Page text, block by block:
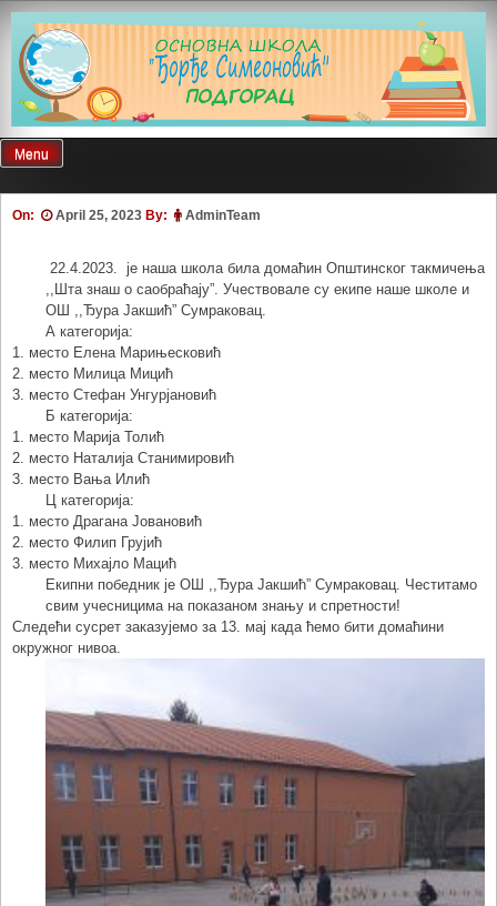
Skip
content
Menu
On: April 25, 2023 By: AdminTeam
22.4.2023. је наша школа била домаћин Општинског такмичења
,,Шта знаш о саобраћају”. Учествовале су екипе наше школе и
ОШ ,,Ђура Јакшић” Сумраковац.
А категорија:
1. место Елена Марињесковић
2. место Милица Мицић
3. место Стефан Унгурјановић
Б категорија:
1. место Марија Толић
2. место Наталија Станимировић
3. место Вања Илић
Ц категорија:
1. место Драгана Јовановић
2. место Филип Грујић
3. место Михајло Мацић
Екипни победник је ОШ ,,Ђура Јакшић” Сумраковац. Честитамо
свим учесницима на показаном знању и спретности!
Следећи сусрет заказујемо за 13. мај када ћемо бити домаћини
окружног нивоа.